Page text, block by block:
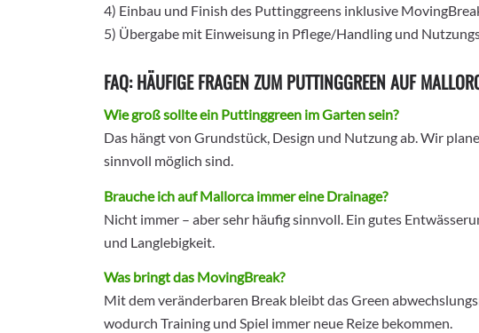
4) Einbau und Finish des Puttinggreens inklusive
5) Übergabe mit Einweisung in Pflege/Handling und
FAQ: HÄUFIGE FRAGEN ZUM PUTTINGGREEN AUF
Wie groß sollte ein Puttinggreen im Garten sein?
Das hängt von Grundstück, Design und Nutzung ab. Wir
sinnvoll möglich sind.
Brauche ich auf Mallorca immer eine Drainage?
Nicht immer – aber sehr häufig sinnvoll. Ein gutes
und Langlebigkeit.
Was bringt das MovingBreak?
Mit dem veränderbaren Break bleibt das Green
wodurch Training und Spiel immer neue Reize bekommen.